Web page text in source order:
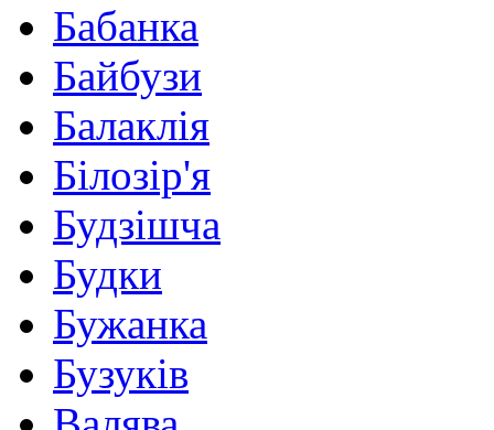
Бабанка
Байбузи
Балаклія
Білозір'я
Будзішча
Будки
Бужанка
Бузуків